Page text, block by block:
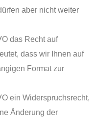
aber nicht weiter
das Recht auf
dass wir Ihnen auf
Format zur
ein Widerspruchsrecht,
Änderung der